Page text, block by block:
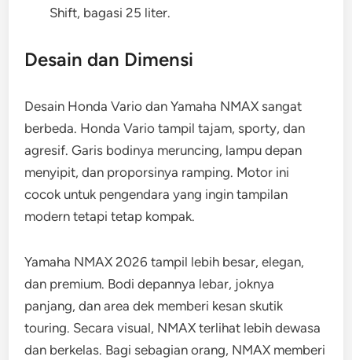
Shift, bagasi 25 liter.
Desain dan Dimensi
Desain Honda Vario dan Yamaha NMAX sangat
berbeda. Honda Vario tampil tajam, sporty, dan
agresif. Garis bodinya meruncing, lampu depan
menyipit, dan proporsinya ramping. Motor ini
cocok untuk pengendara yang ingin tampilan
modern tetapi tetap kompak.
Yamaha NMAX 2026 tampil lebih besar, elegan,
dan premium. Bodi depannya lebar, joknya
panjang, dan area dek memberi kesan skutik
touring. Secara visual, NMAX terlihat lebih dewasa
dan berkelas. Bagi sebagian orang, NMAX memberi